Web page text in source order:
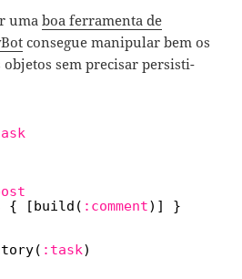
umaboa ferramenta de
consegue manipular bem os
sem precisar persisti-
{ [build( :comment)] }
:task)